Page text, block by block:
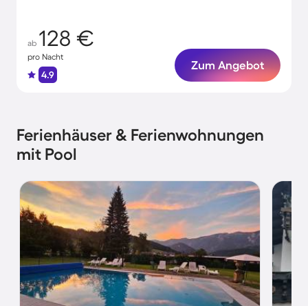
ab 128 €
pro Nacht
4.9
Zum Angebot
Ferienhäuser & Ferienwohnungen
mit Pool